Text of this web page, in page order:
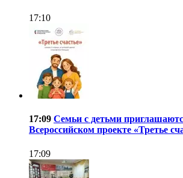
17:10
17:09 Семьи с детьми
Всероссийском проекте «Третье
17:09